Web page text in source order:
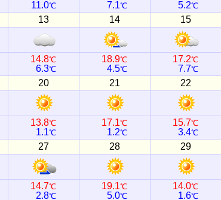
11.0℃ 7.1℃ 5.2℃
13 14 15
14.8℃
6.3℃
18.9℃
4.5℃
17.2℃
7.7℃
20 21 22
13.8℃
1.1℃
17.1℃
1.2℃
15.7℃
3.4℃
27 28 29
14.7℃
2.8℃
19.1℃
5.0℃
14.0℃
1.6℃